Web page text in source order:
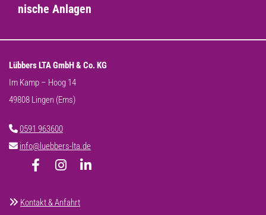
ni­sche An­la­gen
Lübbers LTA GmbH & Co. KG
Im Kamp – Hoog 14
49808 Lingen (Ems)
 0591 963600
 info@luebbers-lta.de
 Kontakt & Anfahrt